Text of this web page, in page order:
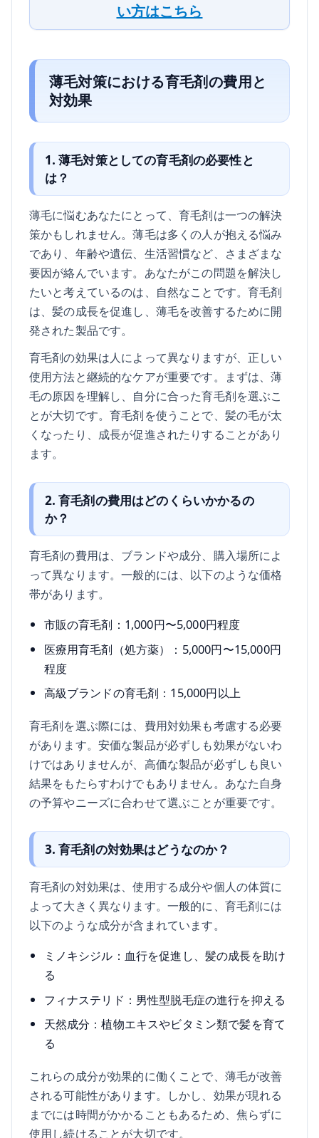
い方はこちら
薄毛対策における育毛剤の費用と
対効果
1. 薄毛対策としての育毛剤の必要性と
は？
薄毛に悩むあなたにとって、育毛剤は一つの解決
策かもしれません。薄毛は多くの人が抱える悩み
であり、年齢や遺伝、生活習慣など、さまざまな
要因が絡んでいます。あなたがこの問題を解決し
たいと考えているのは、自然なことです。育毛剤
は、髪の成長を促進し、薄毛を改善するために開
発された製品です。
育毛剤の効果は人によって異なりますが、正しい
使用方法と継続的なケアが重要です。まずは、薄
毛の原因を理解し、自分に合った育毛剤を選ぶこ
とが大切です。育毛剤を使うことで、髪の毛が太
くなったり、成長が促進されたりすることがあり
ます。
2. 育毛剤の費用はどのくらいかかるの
か？
育毛剤の費用は、ブランドや成分、購入場所によ
って異なります。一般的には、以下のような価格
帯があります。
市販の育毛剤：1,000円〜5,000円程度
医療用育毛剤（処方薬）：5,000円〜15,000円
程度
高級ブランドの育毛剤：15,000円以上
育毛剤を選ぶ際には、費用対効果も考慮する必要
があります。安価な製品が必ずしも効果がないわ
けではありませんが、高価な製品が必ずしも良い
結果をもたらすわけでもありません。あなた自身
の予算やニーズに合わせて選ぶことが重要です。
3. 育毛剤の対効果はどうなのか？
育毛剤の対効果は、使用する成分や個人の体質に
よって大きく異なります。一般的に、育毛剤には
以下のような成分が含まれています。
ミノキシジル：血行を促進し、髪の成長を助け
る
フィナステリド：男性型脱毛症の進行を抑える
天然成分：植物エキスやビタミン類で髪を育て
る
これらの成分が効果的に働くことで、薄毛が改善
される可能性があります。しかし、効果が現れる
までには時間がかかることもあるため、焦らずに
使用し続けることが大切です。